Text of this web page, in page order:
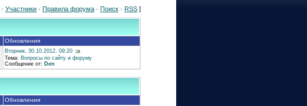
· Участники · Правила форума · Поиск · RSS ]
Обновления
Вторник, 30.10.2012, 09:20
Тема: Вопросы по сайту и форуму
Сообщение от: Den
Обновления